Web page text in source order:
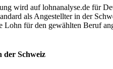
wird auf lohnanalyse.de für
als Angestellter in der
Lohn für den gewählten Beruf
der Schweiz